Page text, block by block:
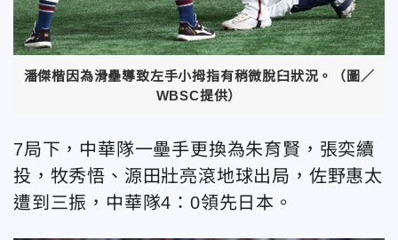
潘傑楷因為滑壘導致左手小拇指有稍微脫臼狀況。（圖／
WBSC提供）
7局下，中華隊一壘手更換為朱育賢，張奕續
投，牧秀悟、源田壯亮滾地球出局，佐野惠太
遭到三振，中華隊4：0領先日本。